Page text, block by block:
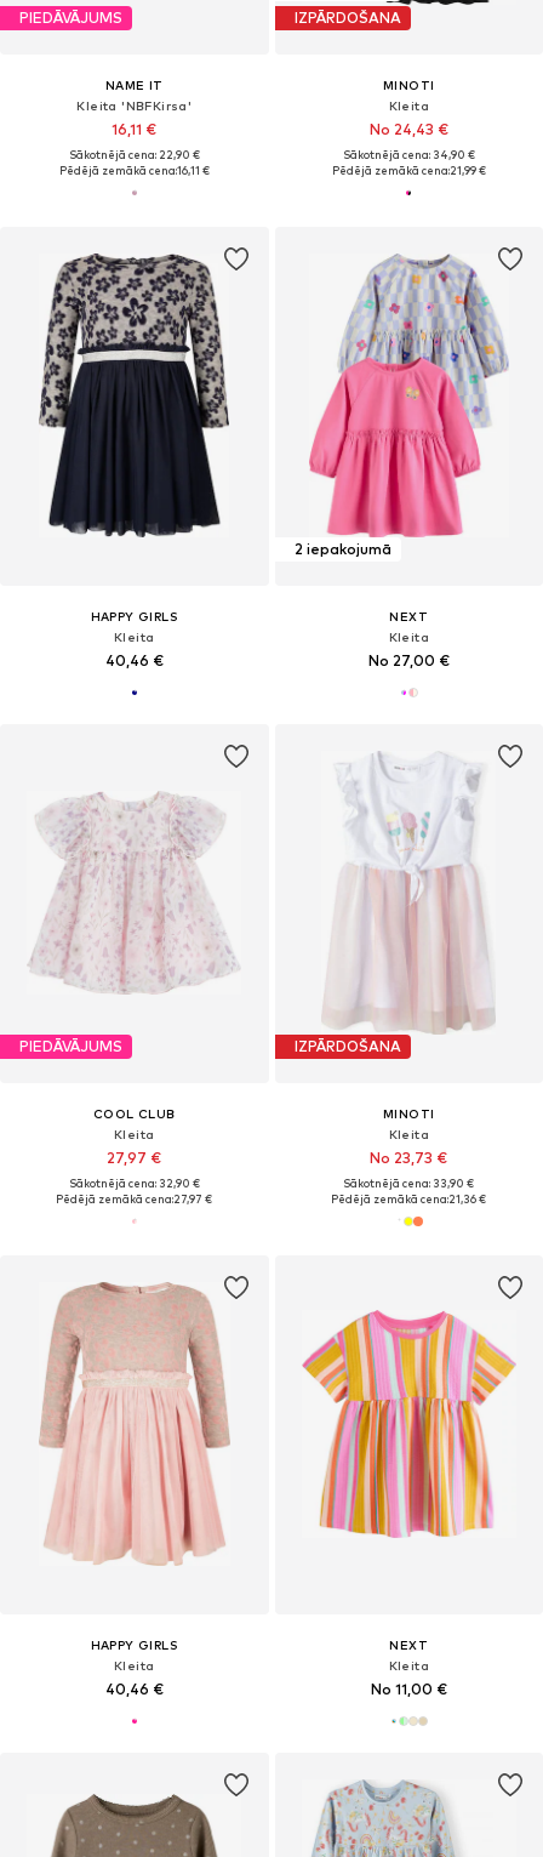
PIEDĀVĀJUMS
NAME IT
Kleita 'NBFKirsa'
16,11 €
Sākotnējā cena: 22,90 €
Pēdējā zemākā cena:16,11 €
IZPĀRDOŠANA
MINOTI
Kleita
No 24,43 €
Sākotnējā cena: 34,90 €
Pēdējā zemākā cena:21,99 €
HAPPY GIRLS
Kleita
40,46 €
2 iepakojumā
NEXT
Kleita
No 27,00 €
PIEDĀVĀJUMS
COOL CLUB
Kleita
27,97 €
Sākotnējā cena: 32,90 €
Pēdējā zemākā cena:27,97 €
IZPĀRDOŠANA
MINOTI
Kleita
No 23,73 €
Sākotnējā cena: 33,90 €
Pēdējā zemākā cena:21,36 €
HAPPY GIRLS
Kleita
40,46 €
NEXT
Kleita
No 11,00 €